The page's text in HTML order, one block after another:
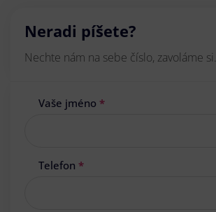
Neradi píšete?
Nechte nám na sebe číslo, zavoláme si.
Vaše jméno *
Telefon *